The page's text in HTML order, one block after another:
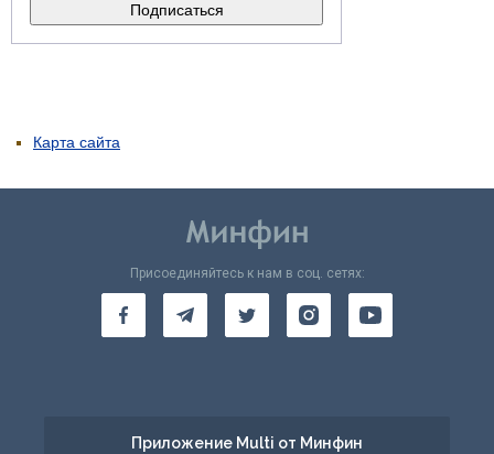
Карта сайта
Присоединяйтесь к нам в соц. сетях:
Приложение Multi от Минфин